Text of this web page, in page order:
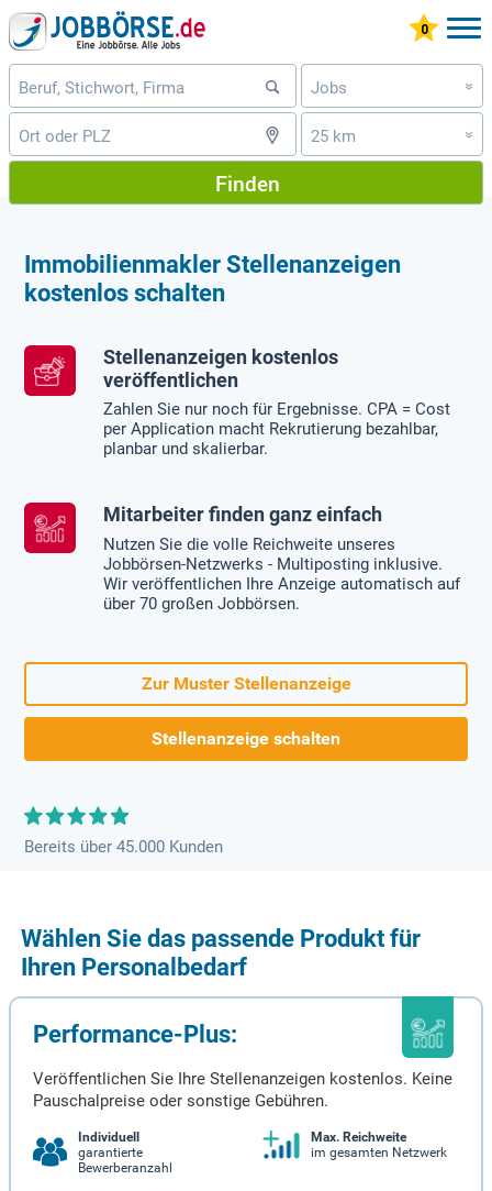
Jobs »
25 km »
Finden
Immobilienmakler Stellenanzeigen
kostenlos schalten
Stellenanzeigen kostenlos
veröffentlichen
Zahlen Sie nur noch für Ergebnisse. CPA = Cost
per Application macht Rekrutierung bezahlbar,
planbar und skalierbar.
Mitarbeiter finden ganz einfach
Nutzen Sie die volle Reichweite unseres
Jobbörsen-Netzwerks - Multiposting inklusive.
Wir veröffentlichen Ihre Anzeige automatisch auf
über 70 großen Jobbörsen.
Zur Muster Stellenanzeige
Stellenanzeige schalten
Bereits über 45.000 Kunden
Wählen Sie das passende Produkt für
Ihren Personalbedarf
Performance-Plus:
Veröffentlichen Sie Ihre Stellenanzeigen kostenlos. Keine
Pauschalpreise oder sonstige Gebühren.
Individuell
garantierte
Bewerberanzahl
Max. Reichweite
im gesamten Netzwerk